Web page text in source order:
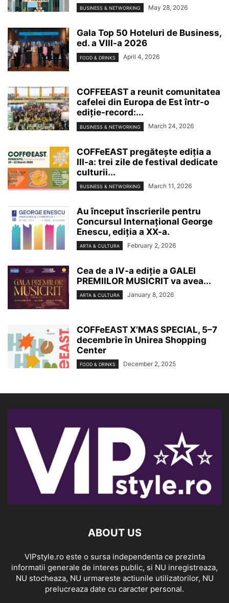
BUSINESS & NETWORKING May 28, 2026
Gala Top 50 Hoteluri de Business,
ed. a VIII-a 2026
FOOD & DRINKS April 4, 2026
COFFEEAST a reunit comunitatea
cafelei din Europa de Est într-o
ediție-record:...
BUSINESS & NETWORKING March 24, 2026
COFFeEAST pregătește ediția a
III-a: trei zile de festival dedicate
culturii...
BUSINESS & NETWORKING March 11, 2026
Au început înscrierile pentru
Concursul Internațional George
Enescu, ediția a XX-a.
ARTA & CULTURA February 2, 2026
Cea de a IV-a ediție a GALEI
PREMIILOR MUSICRIT va avea...
ARTA & CULTURA January 8, 2026
COFFeEAST X’MAS SPECIAL, 5–7
decembrie în Unirea Shopping
Center
FOOD & DRINKS December 2, 2025
ABOUT US
VIPstyle.ro este o sursa independenta ce prezinta
informatii generale de interes public, si NU inregistreaza,
NU stocheaza, NU urmareste actiunile utilizatorilor, NU
prelucreaza date cu caracter personal.